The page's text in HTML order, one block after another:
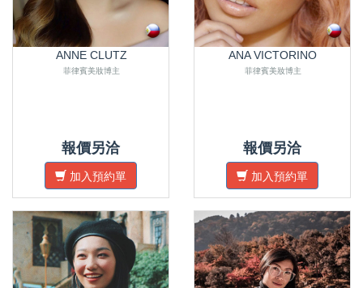
ANNE CLUTZ
菲律賓美妝博主
報價另洽
加入預約單
ANA VICTORINO
菲律賓美妝博主
報價另洽
加入預約單